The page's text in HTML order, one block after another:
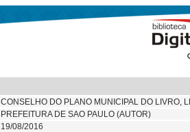
CONSELHO DO PLANO MUNICIPAL DO LIVRO,
PREFEITURA DE SAO PAULO (AUTOR)
19/08/2016